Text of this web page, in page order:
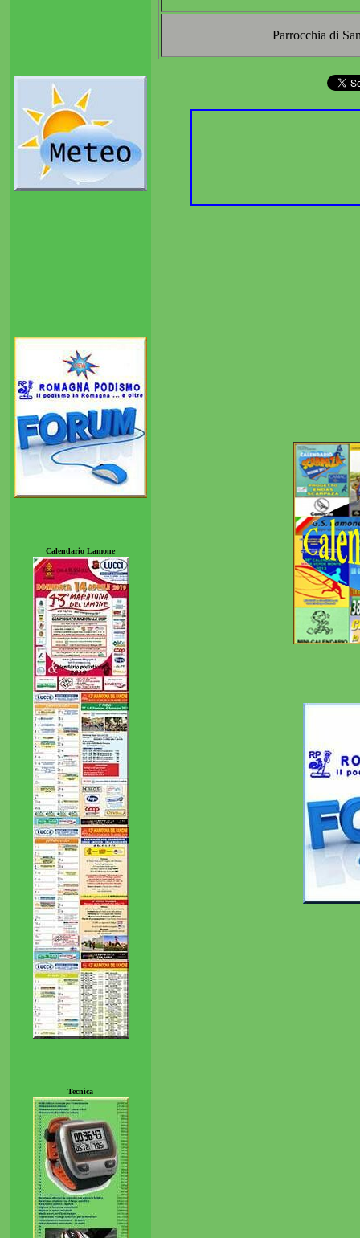
Parrocchia di
Calendario Lamone
Tecnica